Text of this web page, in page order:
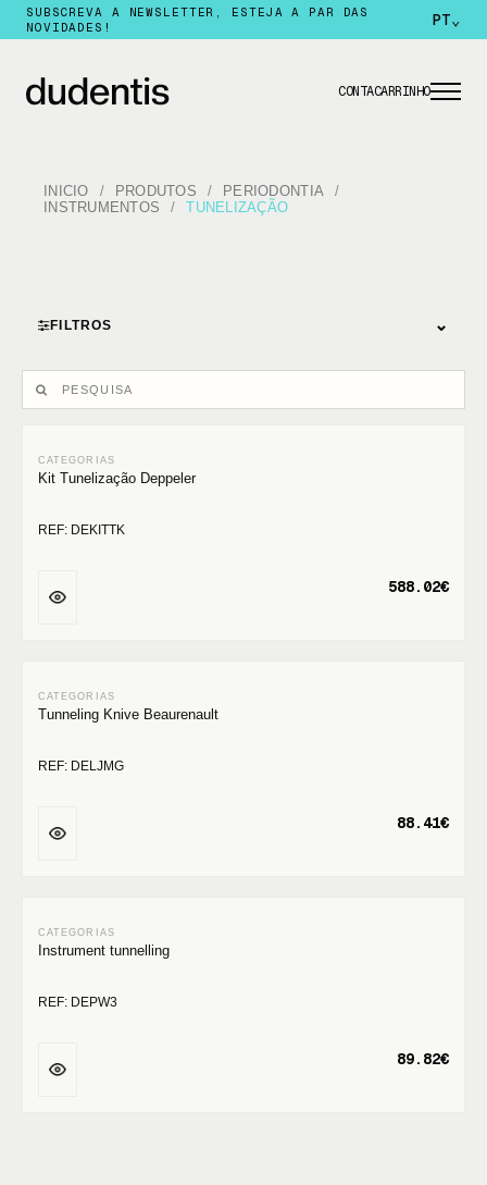
SUBSCREVA A NEWSLETTER, ESTEJA A PAR DAS
NOVIDADES!
PT⌄
CONTACARRINHO
INICIO PRODUTOS
PERIODONTIA
INSTRUMENTOS
TUNELIZAÇÃO
FILTROS ⌄
Kit Tunelização Deppeler
REF: DEKITTK
588.02€
Tunneling Knive Beaurenault
REF: DELJMG
88.41€
Instrument tunnelling
REF: DEPW3
89.82€